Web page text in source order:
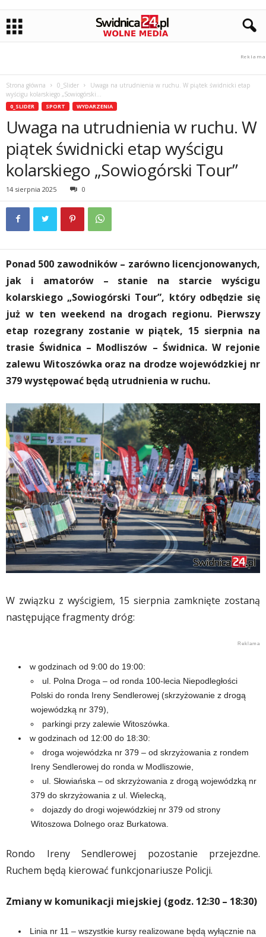
Strona główna 0_Slider
Uwaga na utrudnienia w ruchu. W piątek świdnicki etap
wyścigu kolarskiego „Sowiogórski...
0_SLIDER SPORT WYDARZENIA
Uwaga na utrudnienia w ruchu. W
piątek świdnicki etap wyścigu
kolarskiego „Sowiogórski Tour”
14 sierpnia 2025 0
Ponad 500 zawodników – zarówno licencjonowanych,
jak i amatorów – stanie na starcie wyścigu
kolarskiego „Sowiogórski Tour”, który odbędzie się
już w ten weekend na drogach regionu. Pierwszy
etap rozegrany zostanie w piątek, 15 sierpnia na
trasie Świdnica – Modliszów – Świdnica. W rejonie
zalewu Witoszówka oraz na drodze wojewódzkiej nr
379 występować będą utrudnienia w ruchu.
W związku z wyścigiem, 15 sierpnia zamknięte zostaną
następujące fragmenty dróg:
w godzinach od 9:00 do 19:00:
ul. Polna Droga – od ronda 100-lecia Niepodległości
Polski do ronda Ireny Sendlerowej (skrzyżowanie z drogą
wojewódzką nr 379),
parkingi przy zalewie Witoszówka.
w godzinach od 12:00 do 18:30:
droga wojewódzka nr 379 – od skrzyżowania z rondem
Ireny Sendlerowej do ronda w Modliszowie,
ul. Słowiańska – od skrzyżowania z drogą wojewódzką nr
379 do skrzyżowania z ul. Wielecką,
dojazdy do drogi wojewódzkiej nr 379 od strony
Witoszowa Dolnego oraz Burkatowa.
Rondo Ireny Sendlerowej pozostanie przejezdne.
Ruchem będą kierować funkcjonariusze Policji.
Zmiany w komunikacji miejskiej (godz. 12:30 – 18:30)
Linia nr 11 – wszystkie kursy realizowane będą wyłącznie na